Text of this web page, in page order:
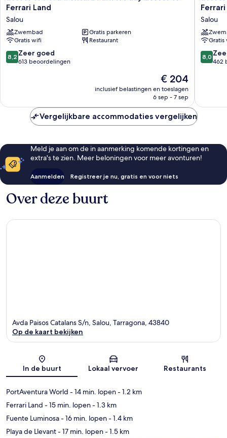
Caribe
-
Includes
unlimited
access
to
PortAventura
access
Ferrari Land
Salou
Zwembad
Gratis parkeren
Gratis wifi
Restaurant
8.2
van
beoordelingen
8,2 Zeer goed
613 beoordelingen
De
prijs
is
€ 204
inclusief belastingen en toeslagen
6 sep - 7 sep
El
Paso
-
Includes
access
to
day
Salou
Salou
Gratis
8.0
van
8,0
462
Vergelijkbare accommodaties vergelijken
Meld je aan om de in aanmerking komende kortingen en
extra's te zien. Meer beloningen voor meer avonturen!
Aanmelden Registreer je nu, gratis en voor niets
Over deze buurt
Kaart
Avda Paisos Catalans S/n, Salou, Tarragona, 43840
Op de kaart bekijken
In de buurt Lokaal vervoer Restaurants
PortAventura World - 14 min. lopen- 1.2 km
Ferrari Land - 15 min. lopen- 1.3 km
Fuente Luminosa- 16 min. lopen- 1.4 km
Playa de Llevant- 17 min. lopen- 1.5 km